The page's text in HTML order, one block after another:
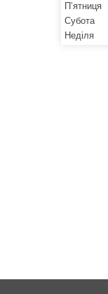
Пʼятниця
Субота
Неділя